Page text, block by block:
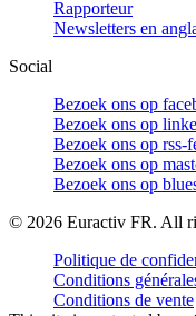
Rapporteur
Newsletters en
Social
Bezoek ons op
Bezoek ons op
Bezoek ons op rss-
Bezoek ons op
Bezoek ons op
© 2026 Euractiv FR. All
Politique de
Conditions
Conditions de vente